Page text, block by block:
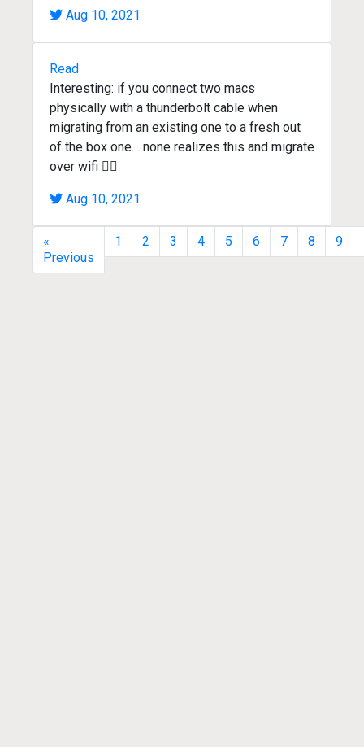
Aug 10, 2021
Read
Interesting: if you connect two macs
physically with a thunderbolt cable when
migrating from an existing one to a fresh out
of the box one… none realizes this and migrate
over wifi 🤦‍♂️
Aug 10, 2021
«
Previous
1 2 3 4 5 6 7 8 9